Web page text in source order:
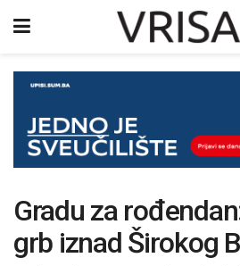
Gradu za
grb iznad Širokog